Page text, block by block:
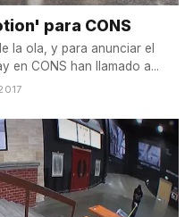
para CONS
la ola, y para anunciar el
en CONS han llamado a...